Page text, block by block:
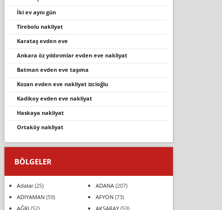
i̇ki ev aynı gün
ti̇rebolu nakli̇yat
karataş evden eve
ankara öz yıldırımlar evden eve nakliyat
batman evden eve taşıma
kozan evden eve nakli̇yat i̇zci̇oğlu
kadikoy evden eve nakliyat
haskaya nakliyat
ortaköy nakli̇yat
BÖLGELER
Adalar(25) ADANA(207)
ADIYAMAN(59) AFYON(73)
AĞRI (52) AKSARAY(53)